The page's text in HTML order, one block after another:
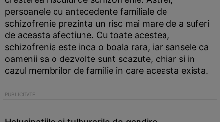
persoanele cu antecedente familiale de
schizofrenie prezinta un risc mai mare de a suferi
de aceasta afectiune. Cu toate acestea,
schizofrenia este inca o boala rara, iar sansele ca
oamenii sa o dezvolte sunt scazute, chiar si in
cazul membrilor de familie in care aceasta exista.